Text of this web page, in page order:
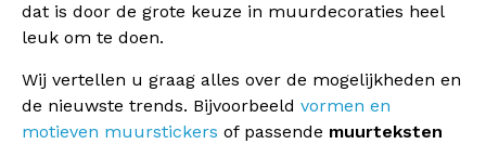
dat is door de grote keuze in muurdecoraties heel
leuk om te doen.
Wij vertellen u graag alles over de mogelijkheden en
de nieuwste trends. Bijvoorbeeld vormen en
motieven muurstickers of passende muurteksten